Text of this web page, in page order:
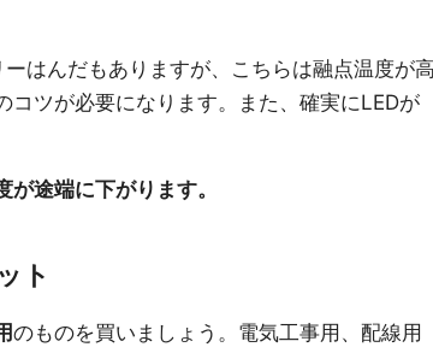
はんだもありますが、こちらは融点温度が
コツが必要になります。また、確実にLEDが
途端に下がります。
ト
のものを買いましょう。電気工事用、配線用